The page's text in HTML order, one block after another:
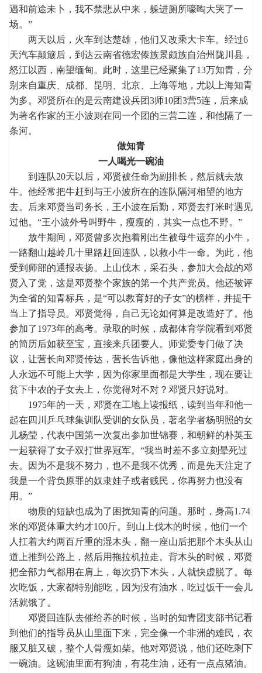
遇和前途未卜，我不禁悲从中来，躲进厕所嚎啕大哭了一
场。”
两天以后，火车到达楚雄，他们又改乘大卡车。经过6
天汽车颠簸后，到达云南省德宏傣族景颇族自治州陇川县，
怒江以西，南望缅甸。此时，这里已经聚集了13万知青，分
别来自重庆、成都、昆明、北京、上海等地，尤以上海知青
为多。邓贤所在的是云南建设兵团3师10团3营5连，后来成
为著名作家的王小波则在同一个团的三营二连，和他隔了一
条河。
做知青
一人喝光一碗油
到连队20天以后，邓贤被任命为副排长，然后就去放
牛。他经常把牛赶到与王小波所在的连队隔河相望的地方
去。后来邓贤当司务长，王小波在后勤，邓贤去打米时遇见
过他。“王小波外号叫野牛，瘦瘦的，其实一点也不野。”
放牛期间，邓贤曾多次抱着刚出生被母牛遗弃的小牛，
一路翻山越岭几十里路赶回连队，以救小牛一命。为此，他
受到师部的通报表扬。上山伐木，采石头，参加大会战的邓
贤入了党，这是邓贤整个家族的第一个共产党员。他还被评
为全省的知青标兵，是“可以教育好的子女”的榜样，并提干
当上了指导员。邓贤觉得，自己无论如何算是改造好了。他
参加了1973年的高考。录取的时候，成都体育学院看到邓贤
的简历后如获至宝，直接来兵团要人。师党委专门做了决
议，让营长向邓贤传达，营长告诉他，像他这样家庭出身的
人永远不可能上大学，因为你家里面都是大学生，现在要让
贫下中农的子女去上，你觉得对不对？邓贤只好说对。
1975年的一天，邓贤在工地上读报纸，读到当年和他一
起在四川乒乓球集训队受训的女队员，著名学者杨明照的女
儿杨莹，代表中国第一次复出参加世锦赛，和朝鲜的朴英玉
一起获得了女子双打世界冠军。“我当时差不多立刻晕死过
去。因为不是我不努力，也不是我不优秀，而是先天注定了
我是一个背负原罪的奴隶娃子或者贱民，你再努力也没有
用。”
物质的短缺也成为了困扰知青的问题。那时，身高1.74
米的邓贤体重大约才100斤。到山上伐木的时候，他们一个
人扛着大约两百斤重的湿木头，翻一座山后把那个木头从山
道上推到公路上，然后用拖拉机拉走。背木头的时候，邓贤
把全部力气都用在肩上，每次扔下木头，人就快虚脱了。每
次吃饭，大家都特别能吃，因为没有油水，吃过饭干一会儿
活就饿了。
邓贤回连队去催给养的时候，当时的知青团支部书记看
到他们的指导员从山里面下来，完全像一个非洲的难民，衣
服又脏又破，整个人骨瘦如柴。他对邓贤说，他们还吃剩下
一碗油。这碗油里面有狗油，有花生油，还有一点点猪油。